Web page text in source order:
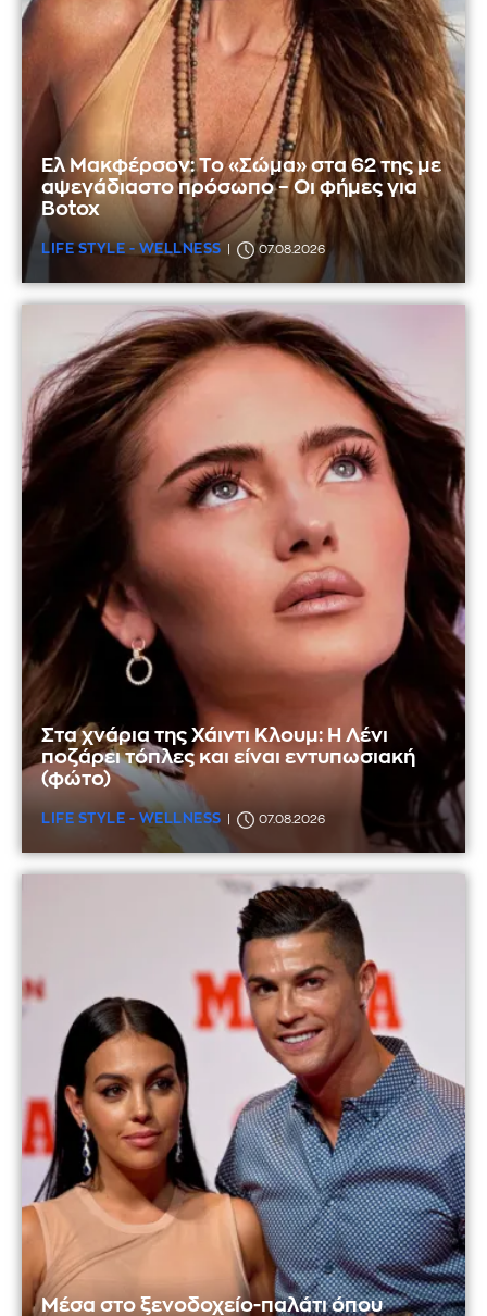
Ελ Μακφέρσον: Το «Σώμα» στα 62 της με
αψεγάδιαστο πρόσωπο – Οι φήμες για
Botox
LIFE STYLE - WELLNESS 07.08.2026
Στα χνάρια της Χάιντι Κλουμ: Η Λένι
ποζάρει τόπλες και είναι εντυπωσιακή
(φώτο)
LIFE STYLE - WELLNESS 07.08.2026
Μέσα στο ξενοδοχείο-παλάτι όπου